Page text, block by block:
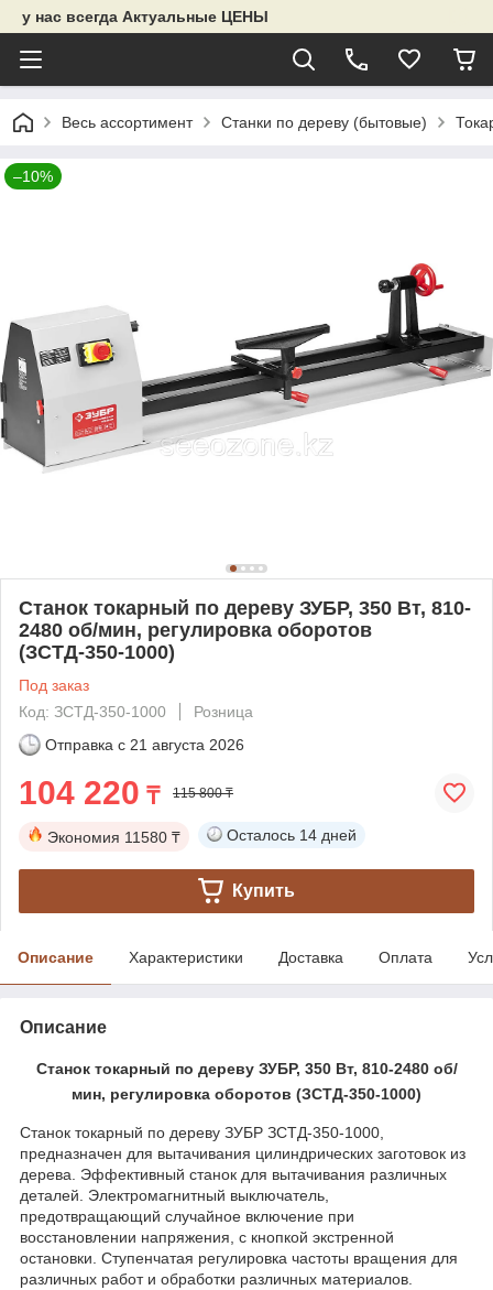
у нас всегда Актуальные ЦЕНЫ
Весь ассортимент Станки по дереву (бытовые)
–10%
Станок токарный по дереву ЗУБР, 350 Вт, 810-
2480 об/мин, регулировка оборотов
(ЗСТД-350-1000)
Под заказ
Код: ЗСТД-350-1000
Розница
Отправка с 21 августа 2026
104 220 ₸ 115 800 ₸
Экономия 11580 ₸ Осталось 14 дней
Купить
Описание Характеристики Доставка Оплата
Описание
Станок токарный по дереву ЗУБР, 350 Вт, 810-2480 об/
мин, регулировка оборотов (ЗСТД-350-1000)
Станок токарный по дереву ЗУБР ЗСТД-350-1000,
предназначен для вытачивания цилиндрических заготовок из
дерева. Эффективный станок для вытачивания различных
деталей. Электромагнитный выключатель,
предотвращающий случайное включение при
восстановлении напряжения, с кнопкой экстренной
остановки. Ступенчатая регулировка частоты вращения для
различных работ и обработки различных материалов.